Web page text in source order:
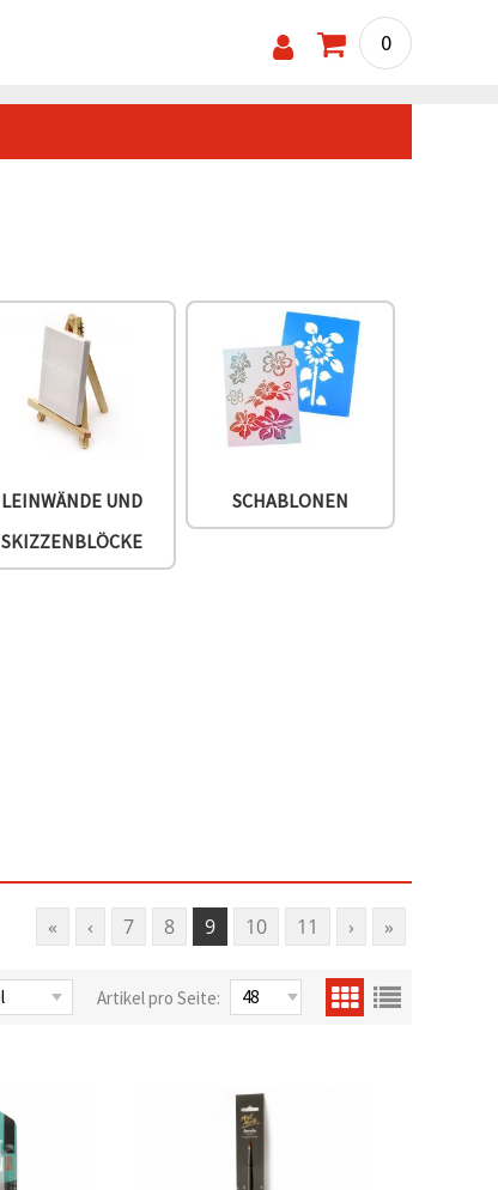
0
LEINWÄNDE UND
SKIZZENBLÖCKE
SCHABLONEN
« ‹ 7 8 9 10 11 › »
Artikel pro Seite: